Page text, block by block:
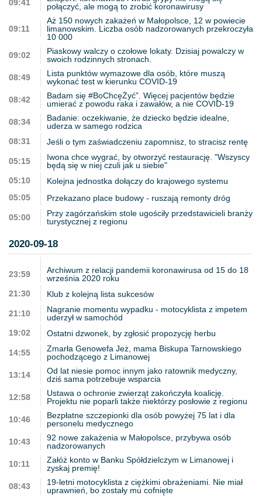
09:41
połączyć, ale mogą to zrobić koronawirusy
09:11
Aż 150 nowych zakażeń w Małopolsce, 12 w powiecie
limanowskim. Liczba osób nadzorowanych przekroczyła
10 000
09:02
Piaskowy walczy o czołowe lokaty. Dzisiaj powalczy w
swoich rodzinnych stronach.
08:49
Lista punktów wymazowe dla osób, które muszą
wykonać test w kierunku COVID-19
08:42
Badam się #BoChcęŻyć”. Więcej pacjentów będzie
umierać z powodu raka i zawałów, a nie COVID-19
08:34
Badanie: oczekiwanie, że dziecko będzie idealne,
uderza w samego rodzica
08:31
Jeśli o tym zaświadczeniu zapomnisz, to stracisz rentę
05:15
Iwona chce wygrać, by otworzyć restaurację. "Wszyscy
będą się w niej czuli jak u siebie"
05:10
Kolejna jednostka dołączy do krajowego systemu
05:05
Przekazano place budowy - ruszają remonty dróg
05:00
Przy zagórzańskim stole ugościły przedstawicieli branży
turystycznej z regionu
2020-09-18
23:59
Archiwum z relacji pandemii koronawirusa od 15 do 18
września 2020 roku
21:30
Klub z kolejną lista sukcesów
21:10
Nagranie momentu wypadku - motocyklista z impetem
uderzył w samochód
19:02
Ostatni dzwonek, by zgłosić propozycję herbu
14:55
Zmarła Genowefa Jeż, mama Biskupa Tarnowskiego
pochodzącego z Limanowej
13:14
Od lat niesie pomoc innym jako ratownik medyczny,
dziś sama potrzebuje wsparcia
12:58
Ustawa o ochronie zwierząt zakończyła koalicję.
Projektu nie poparli także niektórzy posłowie z regionu
10:46
Bezpłatne szczepionki dla osób powyżej 75 lat i dla
personelu medycznego
10:43
92 nowe zakażenia w Małopolsce, przybywa osób
nadzorowanych
10:11
Załóż konto w Banku Spółdzielczym w Limanowej i
zyskaj premię!
08:43
19-letni motocyklista z ciężkimi obrażeniami. Nie miał
uprawnień, bo zostały mu cofnięte